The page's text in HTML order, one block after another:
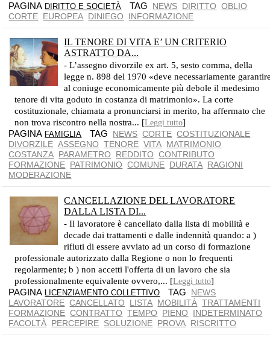
PAGINA DIRITTO E SOCIETÀ TAG NEWS DIRITTO OBLIO
CORTE EUROPEA DINIEGO INFORMAZIONE
IL TENORE DI VITA E’ UN CRITERIO
ASTRATTO DA...
- L’assegno divorzile ex art. 5, sesto comma, della
legge n. 898 del 1970 «deve necessariamente
al coniuge economicamente più debole il medesimo
tenore di vita goduto in costanza di matrimonio». La corte
costituzionale, chiamata a pronunciarsi in merito, ha affermato che
non trova riscontro nella nostra... [Leggi tutto]
PAGINA FAMIGLIA TAG NEWS CORTE COSTITUZIONALE
DIVORZILE ASSEGNO TENORE VITA MATRIMONIO
COSTANZA PARAMETRO REDDITO CONTRIBUTO
FORMAZIONE PATRIMONIO COMUNE DURATA RAGIONI
MODERAZIONE
CANCELLAZIONE DEL LAVORATORE
DALLA LISTA DI...
- Il lavoratore è cancellato dalla lista di mobilità e
decade dai trattamenti e dalle indennità quando: a )
rifiuti di essere avviato ad un corso di formazione
professionale autorizzato dalla Regione o non lo frequenti
regolarmente; b ) non accetti l'offerta di un lavoro che sia
professionalmente equivalente ovvero,... [Leggi tutto]
PAGINA LICENZIAMENTO COLLETTIVO TAG NEWS
LAVORATORE CANCELLATO LISTA MOBILITÀ TRATTAMENTI
FORMAZIONE CONTRATTO TEMPO PIENO
INDETERMINATO
FACOLTÀ PERCEPIRE SOLUZIONE PROVA RISCRITTO